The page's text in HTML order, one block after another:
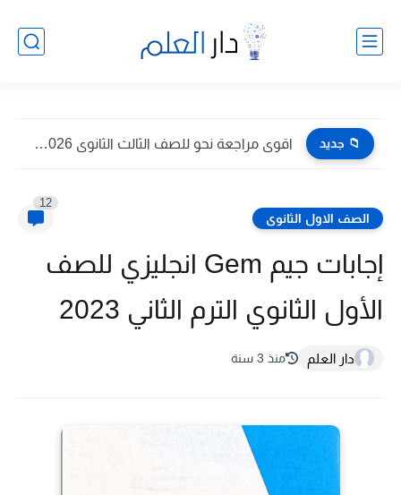
📁 جديد اقوى مراجعة نحو للصف الثالث الثانوى 2026 pdf اعداد توجيه...
الصف الاول الثانوى
12
إجابات جيم Gem انجليزي للصف
الأول الثانوي الترم الثاني 2023
دار العلم منذ 3 سنة